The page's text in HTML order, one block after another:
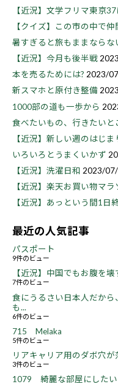
【近況】文学フリマ東京
【クイズ】この市の中で
暑すぎると旅もままならな
【近況】今月も後半戦
本を売るためには? 2023/
新スマホと原付き整備
1000部の道も一歩から
食べたいもの、行きたいと
【近況】新しい週のはじま
いろいろとうまくいかず
【近況】洗濯日和 2023/
【近況】楽天お買い物マラ
【近況】あっという間1日
最近の人気記事
パスポート
9件のビュー
【近況】中国でもお腹を
7件のビュー
食にうるさい日本人だか
も...
6件のビュー
715 Melaka
5件のビュー
リアキャリア用のダボ穴が
3件のビュー
1079 綺麗な部屋にしたい